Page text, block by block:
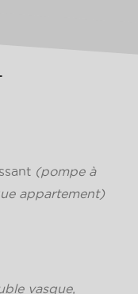
(pompe à
appartement)
vasque,